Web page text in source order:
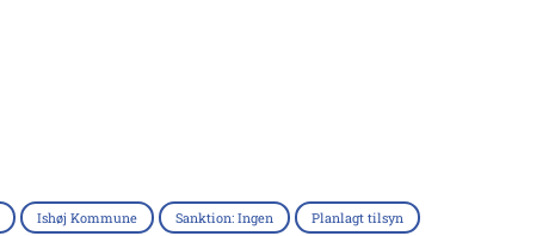
Ishøj Kommune Sanktion: Ingen Planlagt tilsyn